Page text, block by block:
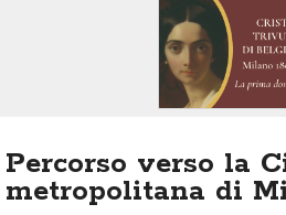
Percorso verso la
metropolitana di